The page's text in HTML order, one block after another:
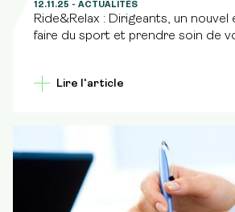
12.11.25 - ACTUALITÉS
Ride&Relax : Dirigeants, un
faire du sport et prendre soin de
Lire l'article